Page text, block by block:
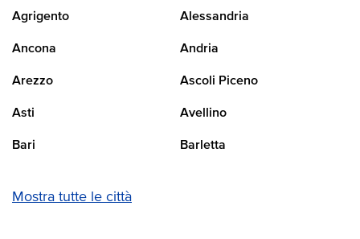
Agrigento Alessandria
Ancona Andria
Arezzo Ascoli Piceno
Asti Avellino
Bari Barletta
Mostra tutte le città